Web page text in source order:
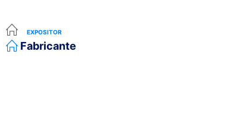
EXPOSITOR
Fabricante